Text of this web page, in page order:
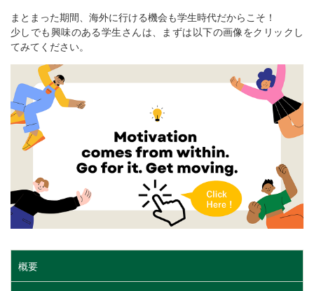
まとまった期間、海外に行ける機会も学生時代だからこそ！
少しでも興味のある学生さんは、まずは以下の画像をクリックし
てみてください。
概要